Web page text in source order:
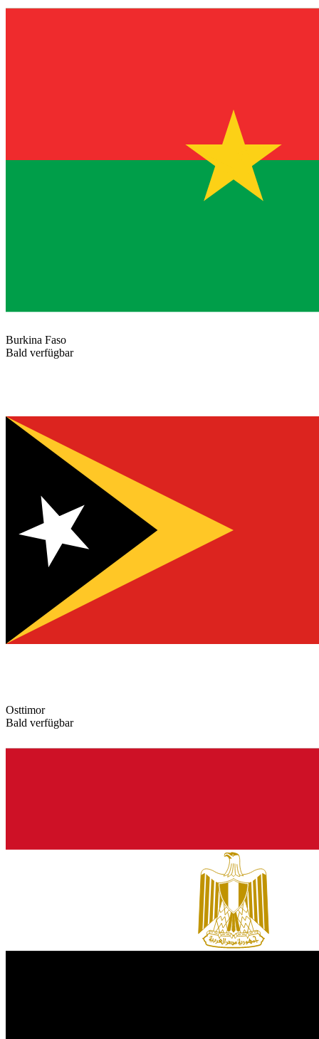
Burkina Faso
Bald verfügbar
Osttimor
Bald verfügbar